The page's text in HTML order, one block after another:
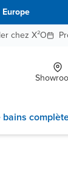
chez X²O